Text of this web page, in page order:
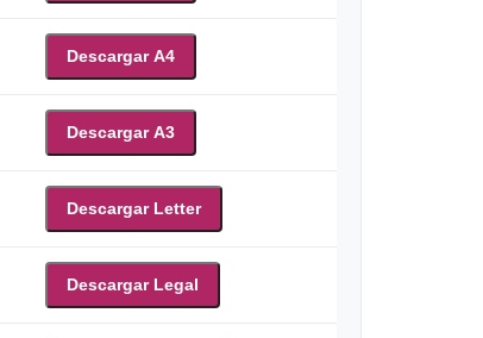
Descargar A4
Descargar A3
Descargar Letter
Descargar Legal